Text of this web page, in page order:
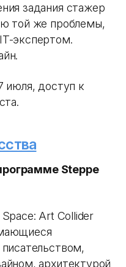
задания стажер
той же проблемы,
экспертом.
июля, доступ к
Steppe
Art Collider
архитектурой